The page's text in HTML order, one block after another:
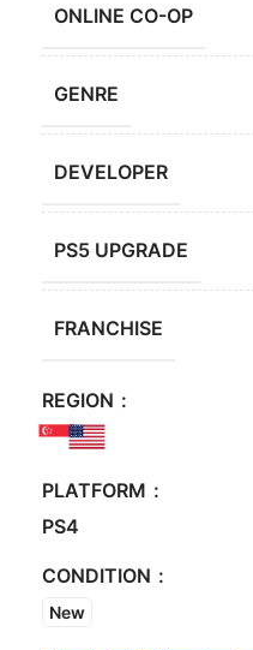
ONLINE CO-OP
GENRE
DEVELOPER
PS5 UPGRADE
FRANCHISE
REGION
PLATFORM
PS4
CONDITION
New